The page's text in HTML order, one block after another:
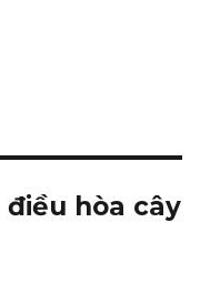
hòa cây